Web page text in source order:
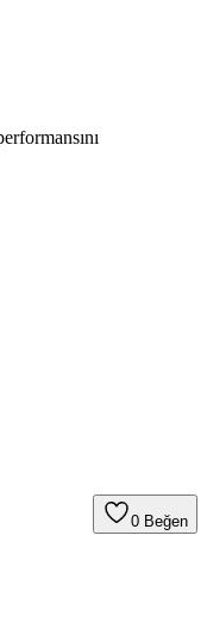
0 Beğen